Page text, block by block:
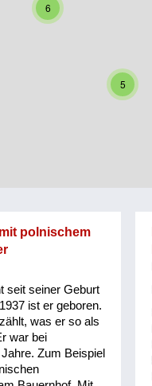
5
6
polnischem
seit seiner Geburt
ist er geboren.
was er so als
war bei
Zum Beispiel